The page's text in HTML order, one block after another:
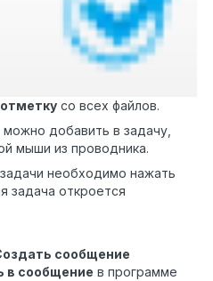
со всех файлов.
добавить в задачу,
мыши из проводника.
необходимо нажать
задача откроется
сообщение
в сообщение в программе